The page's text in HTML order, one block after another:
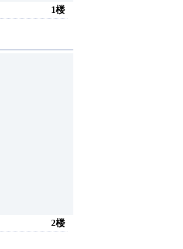
1楼
2楼